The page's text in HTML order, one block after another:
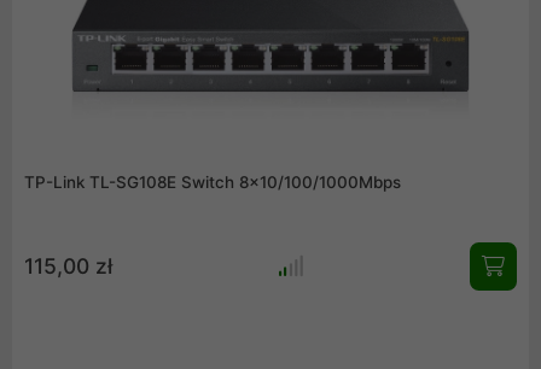
TP-Link TL-SG108E Switch 8x10/100/1000Mbps
115,00 zł